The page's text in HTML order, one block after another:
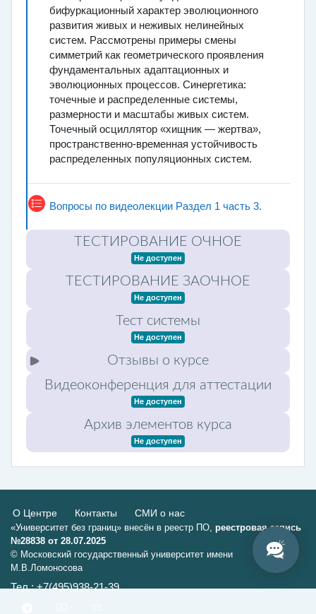
бифуркационный характер эволюционного
развития живых и неживых нелинейных
систем. Рассмотрены примеры смены
симметрий как геометрического проявления
фундаментальных адаптационных и
эволюционных процессов. Синергетика:
точечные и распределенные системы,
размерности и масштабы живых систем.
Точечный осциллятор «хищник — жертва»,
пространственно-временная устойчивость
распределенных популяционных систем.
Вопросы по видеолекции Раздел 1 часть 3.
Тест
ТЕСТИРОВАНИЕ ОЧНОЕ
Не доступен
ТЕСТИРОВАНИЕ ЗАОЧНОЕ
Не доступен
Тест системы
Не доступен
Отзывы о курсе
Видеоконференция для аттестации
Не доступен
Архив элементов курса
Не доступен
О Центре Контакты СМИ о нас
«Университет без границ» внесён в реестр ПО, реестровая запись
№28838 от 28.07.2025
© Московский государственный университет имени
М.В.Ломоносова
Тел.: +7(495)938-21-39